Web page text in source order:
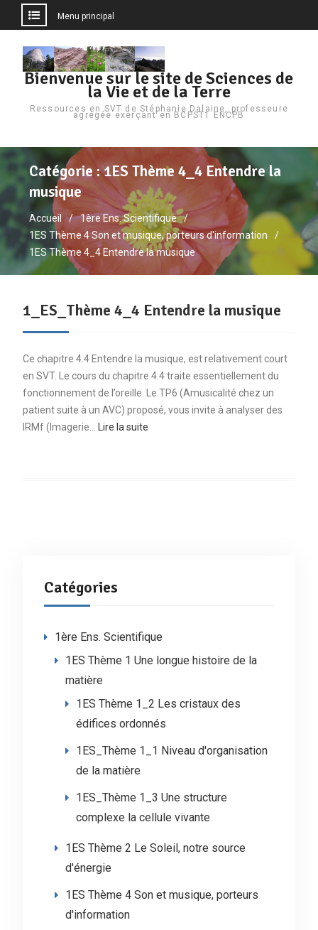
contenu
Menu principal
Bienvenue sur le site de Sciences de
la Vie et de la Terre
Ressources en SVT de Stéphanie Dalaine, professeure
agrégée exerçant en BCPST1 ENCPB
Catégorie :1ES Thème 4_4 Entendre la
musique
Accueil
1ère Ens. Scientifique
1ES Thème 4 Son et musique, porteurs d'information
1ES Thème 4_4 Entendre la musique
1_ES_Thème 4_4 Entendre la musique
Ce chapitre 4.4 Entendre la musique, est relativement court
en SVT. Le cours du chapitre 4.4 traite essentiellement du
fonctionnement de l’oreille. Le TP6 (Amusicalité chez un
patient suite à un AVC) proposé, vous invite à analyser des
IRMf (Imagerie…
Lire la suite
Catégories
1ère Ens. Scientifique
1ES Thème 1 Une longue histoire de la
matière
1ES Thème 1_2 Les cristaux des
édifices ordonnés
1ES_Thème 1_1 Niveau d'organisation
de la matière
1ES_Thème 1_3 Une structure
complexe la cellule vivante
1ES Thème 2 Le Soleil, notre source
d'énergie
1ES Thème 4 Son et musique, porteurs
d'information